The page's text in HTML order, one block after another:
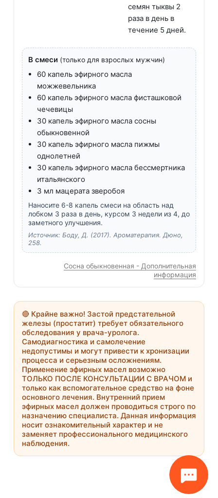
семян тыквы 2
раза в день в
течение 5 дней.
В смеси (только для взрослых мужчин)
60 капель эфирного масла
можжевельника
60 капель эфирного масла фисташковой
чечевицы
30 капель эфирного масла сосны
обыкновенной
30 капель эфирного масла пижмы
однолетней
30 капель эфирного масла бессмертника
итальянского
3 мл мацерата зверобоя
Наносите 6-8 капель смеси на область над
лобком 3 раза в день, курсом 3 недели из 4, до
заметного улучшения.
Источник: Боду, Д. (2017). Ароматерапия. Дюно,
258.
Сосна обыкновенная - Дополнительная
информация
🔴 Крайне важно! Застой предстательной
железы (простатит) требует обязательного
обследования у врача-уролога.
Самодиагностика и самолечение
недопустимы и могут привести к хронизации
процесса и серьезным осложнениям.
Применение эфирных масел возможно
ТОЛЬКО ПОСЛЕ КОНСУЛЬТАЦИИ С ВРАЧОМ и
только как вспомогательное средство на фоне
основного лечения. Внутренний прием
эфирных масел должен проводиться строго по
назначению специалиста. Данная информация
носит ознакомительный характер и не
заменяет профессионального медицинского
наблюдения.